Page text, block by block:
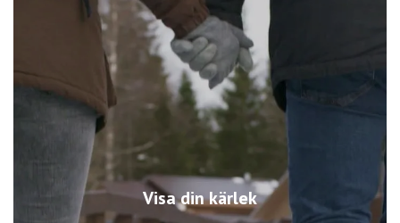
Visa din kärlek